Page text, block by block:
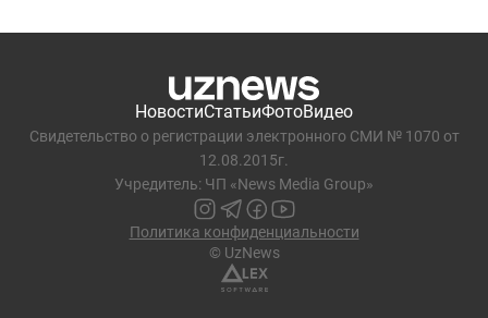
НовостиСтатьиФотоВидео
Свидетельство о регистрации электронного СМИ № 1070 от
12.08.2015г.
Учредитель: ЧП «News Media Group»
Политика конфиденциальности
© UzNews